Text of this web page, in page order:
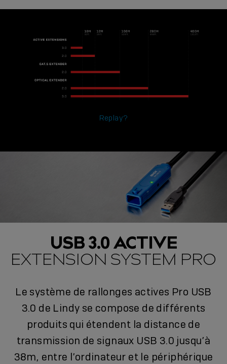
Replay?
USB 3.0 ACTIVE
EXTENSION SYSTEM PRO
Le système de rallonges actives Pro USB
3.0 de Lindy se compose de différents
produits qui étendent la distance de
transmission de signaux USB 3.0 jusqu’à
38m, entre l’ordinateur et le périphérique